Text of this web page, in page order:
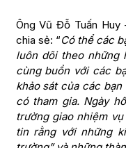
Ông Vũ Đỗ Tuấn Huy
chia sẻ: “Có thể các
luôn dõi theo những
cùng buồn với các
khảo sát của các
có tham gia. Ngày
trường giao nhiệm
tin rằng với những